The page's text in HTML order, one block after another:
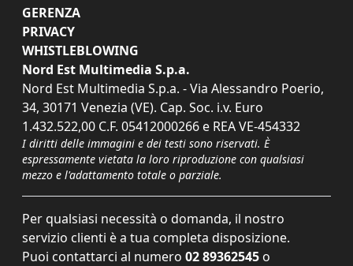
GERENZA
PRIVACY
WHISTLEBLOWING
Nord Est Multimedia S.p.a.
Nord Est Multimedia S.p.a. - Via Alessandro Poerio,
34, 30171 Venezia (VE). Cap. Soc. i.v. Euro
1.432.522,00 C.F. 05412000266 e REA VE-454332
I diritti delle immagini e dei testi sono riservati. È
espressamente vietata la loro riproduzione con qualsiasi
mezzo e l'adattamento totale o parziale.
Per qualsiasi necessità o domanda, il nostro
servizio clienti è a tua completa disposizione.
Puoi contattarci al numero 02 89362545 o